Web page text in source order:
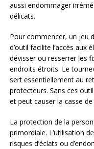
aussi endommager
délicats.
Pour commencer, un jeu
d’outil facilite l’accès aux
dévisser ou resserrer les
endroits étroits. Le
sert essentiellement au
protecteurs. Sans ces
et peut causer la casse de
La protection de la
primordiale. L’utilisation
risques d’éclats ou